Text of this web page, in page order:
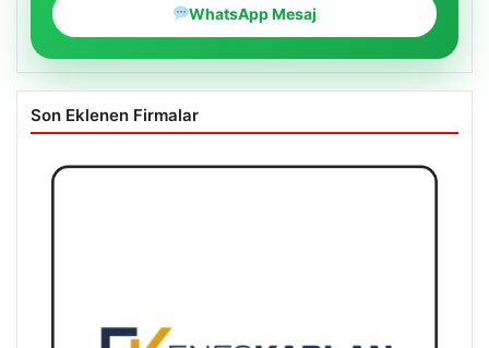
WhatsApp Mesaj
Son Eklenen Firmalar